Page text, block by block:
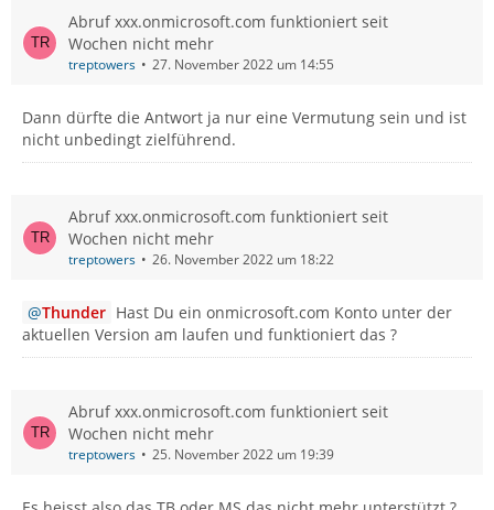
Abruf xxx.onmicrosoft.com funktioniert seit
Wochen nicht mehr
treptowers 27. November 2022 um 14:55
Dann dürfte die Antwort ja nur eine Vermutung sein und ist
nicht unbedingt zielführend.
Abruf xxx.onmicrosoft.com funktioniert seit
Wochen nicht mehr
treptowers 26. November 2022 um 18:22
Thunder Hast Du ein onmicrosoft.com Konto unter der
aktuellen Version am laufen und funktioniert das ?
Abruf xxx.onmicrosoft.com funktioniert seit
Wochen nicht mehr
treptowers 25. November 2022 um 19:39